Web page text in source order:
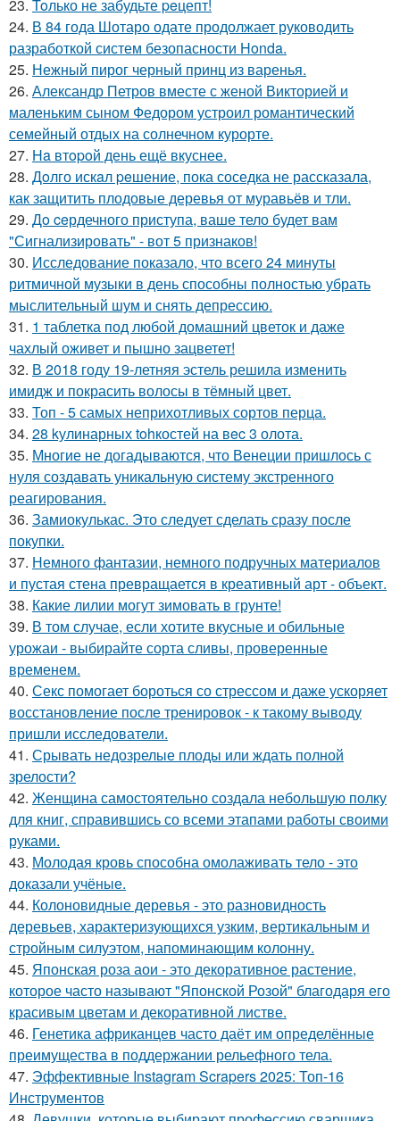
23. Toлько не забудьте peцепт!
24. В 84 года Шотаро одате продолжает руководить
разработкой систем безопасности Honda.
25. Нежный пирог черный принц из варенья.
26. Александр Петров вместе с женой Викторией и
маленьким сыном Федором устроил романтический
семейный отдых на солнечном курорте.
27. Ha втopoй день ещё вкуснее.
28. Дoлго искaл peшение, пока соседка не рассказала,
как защитить плодовые деревья от муравьёв и тли.
29. Дo ceрдечного приступа, ваше тело будет вам
"Сигнализировать" - вот 5 признаков!
30. Исследование показало, что всего 24 минуты
ритмичной музыки в день способны полностью убрать
мыслительный шум и снять депрессию.
31. 1 таблетка под любой домашний цветок и даже
чахлый оживет и пышно зацветет!
32. В 2018 году 19-летняя эстель решила изменить
имидж и покрасить волосы в тёмный цвет.
33. Топ - 5 самых неприхотливых сортов перца.
34. 28 kулинарных tohкостей на вec 3 олота.
35. Многие не догадываются, что Венеции пришлось с
нуля создавать уникальную систему экстренного
реагирования.
36. Замиокулькас. Это следует сделать сразу после
покупки.
37. Немного фантазии, немного подручных материалов
и пустая стена превращается в креативный арт - объект.
38. Какие лилии могут зимовать в грунте!
39. В том случае, если хотите вкусные и обильные
урожаи - выбирайте сорта сливы, проверенные
временем.
40. Секс помогает бороться со стрессом и даже ускоряет
восстановление после тренировок - к такому выводу
пришли исследователи.
41. Срывать недозрелые плоды или ждать полной
зрелости?
42. Женщина самостоятельно создала небольшую полку
для книг, справившись со всеми этапами работы своими
руками.
43. Молодая кровь способна омолаживать тело - это
доказали учёные.
44. Колоновидные деревья - это разновидность
деревьев, характеризующихся узким, вертикальным и
стройным силуэтом, напоминающим колонну.
45. Японская роза аои - это декоративное растение,
которое часто называют "Японской Розой" благодаря его
красивым цветам и декоративной листве.
46. Генетика африканцев часто даёт им определённые
преимущества в поддержании рельефного тела.
47. Эффективные Instagram Scrapers 2025: Топ-16
Инструментов